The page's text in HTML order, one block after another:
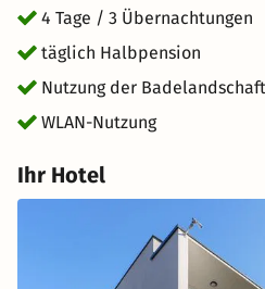
sich vom Halbpension-Angebot
sich auf hervorragenden
Atmosphäre für einen
wünschen Ihnen einen
Kolberg (Kolobrzeg).
4 Tage / 3 Übernachtungen
täglich Halbpension
Nutzung der Badelandschaft
WLAN-Nutzung
Ihr Hotel